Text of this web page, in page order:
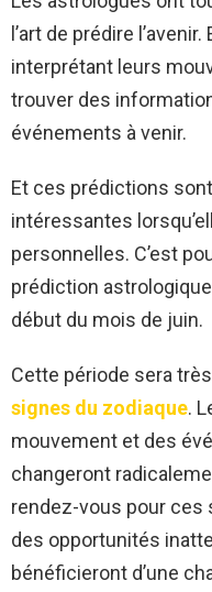
l’art de prédire
interprétant leurs
trouver des
événements à venir.
Et ces prédictions
intéressantes
personnelles. C’est
prédiction
début du mois de juin.
Cette période sera
signes du zodiaque.
mouvement et des
changeront
rendez-vous pour ces
des opportunités
bénéficieront d’une